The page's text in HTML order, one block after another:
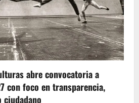
abre convocatoria a
con foco en transparencia,
ciudadano